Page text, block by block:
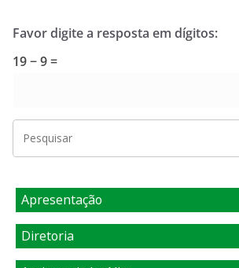
Favor digite a resposta em dígitos:
19 − 9 =
Apresentação
Diretoria